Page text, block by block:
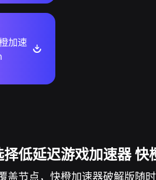
加速
低延迟游戏加速器 快
盖节点，快橙加速器破解版随